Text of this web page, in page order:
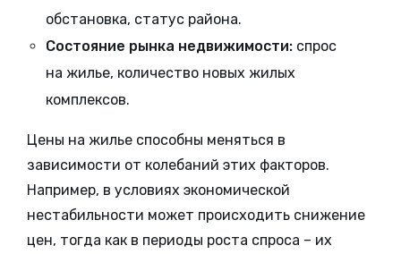
обстановка, статус района.
Состояние рынка недвижимости: спрос
на жилье, количество новых жилых
комплексов.
Цены на жилье способны меняться в
зависимости от колебаний этих факторов.
Например, в условиях экономической
нестабильности может происходить снижение
цен, тогда как в периоды роста спроса – их